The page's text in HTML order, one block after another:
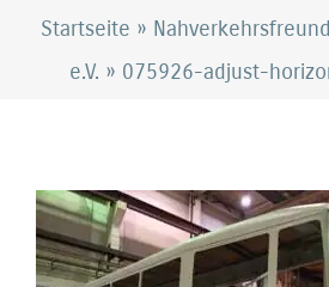
Startseite »
e.V. » 075926-adjust-